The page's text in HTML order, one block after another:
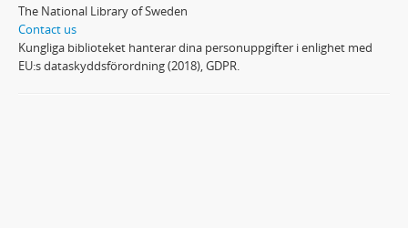
The National Library of Sweden
Contact us
Kungliga biblioteket hanterar dina personuppgifter i enlighet med
EU:s dataskyddsförordning (2018), GDPR.